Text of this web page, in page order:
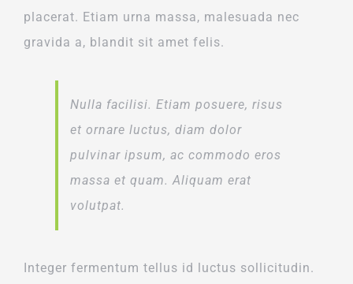
placerat. Etiam urna massa, malesuada nec
gravida a, blandit sit amet felis.
Nulla facilisi. Etiam posuere, risus
et ornare luctus, diam dolor
pulvinar ipsum, ac commodo eros
massa et quam. Aliquam erat
volutpat.
Integer fermentum tellus id luctus sollicitudin.